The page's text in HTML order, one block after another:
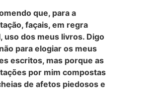
que, para a
façais, em regra
uso dos meus livros. Digo
para elogiar os meus
escritos, mas porque as
por mim compostas
de afetos piedosos e